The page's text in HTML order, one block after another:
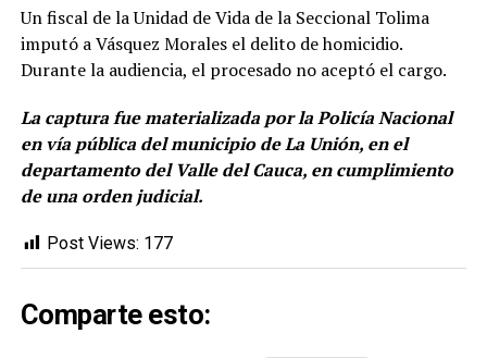
Un fiscal de la Unidad de Vida de la Seccional Tolima
imputó a Vásquez Morales el delito de homicidio.
Durante la audiencia, el procesado no aceptó el cargo.
La captura fue materializada por la Policía Nacional
en vía pública del municipio de La Unión, en el
departamento del Valle del Cauca, en cumplimiento
de una orden judicial.
Post Views: 177
Comparte esto: